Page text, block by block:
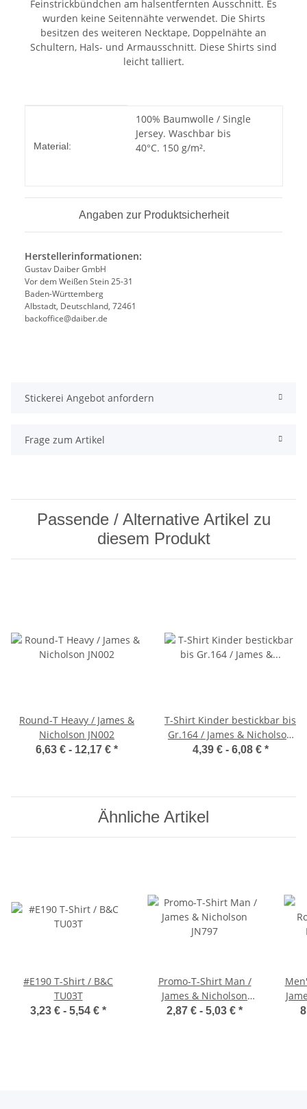
Feinstrickbündchen am halsentfernten Ausschnitt. Es
wurden keine Seitennähte verwendet. Die Shirts
besitzen des weiteren Necktape, Doppelnähte an
Schultern, Hals- und Armausschnitt. Diese Shirts sind
leicht talliert.
Material:
100% Baumwolle / Single
Jersey. Waschbar bis
40°C. 150 g/m².
Angaben zur Produktsicherheit
Herstellerinformationen:
Gustav Daiber GmbH
Vor dem Weißen Stein 25-31
Baden-Württemberg
Albstadt, Deutschland, 72461
backoffice@daiber.de
Stickerei Angebot anfordern
Frage zum Artikel
Passende / Alternative Artikel zu
diesem Produkt
Round-T Heavy / James &
Nicholson JN002
6,63 € - 12,17 € *
T-Shirt Kinder bestickbar bis
Gr.164 / James & Nicholson
JN019
4,39 € - 6,08 € *
Ähnliche Artikel
#E190 T-Shirt / B&C
TU03T
3,23 € - 5,54 € *
Promo-T-Shirt Man /
James & Nicholson
JN797
2,87 € - 5,03 € *